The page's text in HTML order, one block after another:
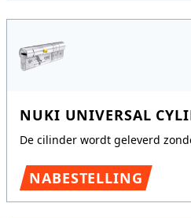
NUKI UNIVERSAL
De cilinder wordt geleverd
NABESTELLING